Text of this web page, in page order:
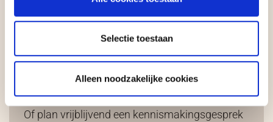
Selectie toestaan
Alleen noodzakelijke cookies
Bezoek Onze Woonwinkel
in Amersfoort
Benieuwd wat wij voor jouw interieur kunnen
betekenen? Bezoek onze woonwinkel in
Bunschoten-Spakenburg en laat je inspireren!
Of plan vrijblijvend een kennismakingsgesprek